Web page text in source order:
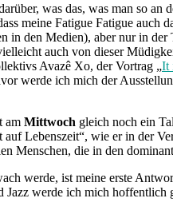
was das, was man so
meine Fatigue Fatigue
in den Medien), aber nur in
auch von dieser
Avazê Xo, der Vortrag „It
werde ich mich der
am Mittwoch gleich noch ein
Lebenszeit“, wie er in der
Menschen, die in den
werde, ist meine erste
werde ich mich